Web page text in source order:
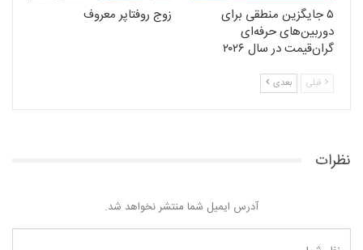
۵ جایگزین منطقی برای
دوربین‌های حرفه‌ای
گران‌قیمت در سال ۲۰۲۶
زوج روفتاپر معروف
قبلی بعدی
نظرات
آدرس ایمیل شما منتشر نخواهد شد.